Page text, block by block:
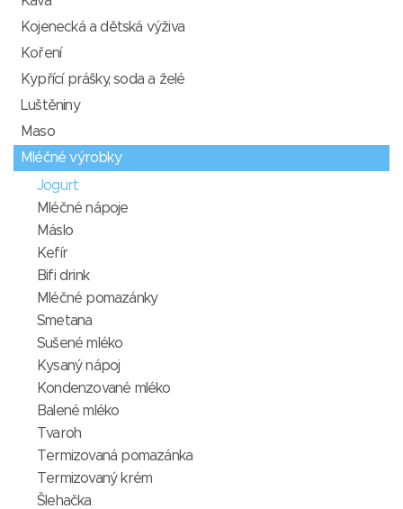
Kojenecká a dětská výživa
Koření
Kypřící prášky, soda a želé
Luštěniny
Maso
Mléčné výrobky
Jogurt
Mléčné nápoje
Máslo
Kefír
Bifi drink
Mléčné pomazánky
Smetana
Sušené mléko
Kysaný nápoj
Kondenzované mléko
Balené mléko
Tvaroh
Termizovaná pomazánka
Termizovaný krém
Šlehačka